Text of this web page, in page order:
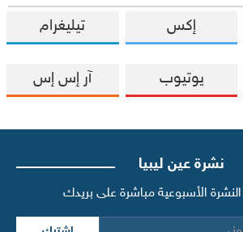
إكس تيليغرام
يوتيوب آر إس إس
نشرة عين ليبيا
الأسبوعية مباشرة على بريدك